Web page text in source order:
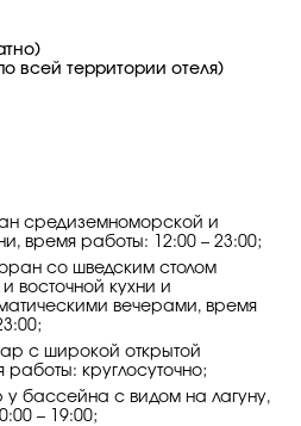
всей территории отеля)
средиземноморской и
время работы: 12:00 – 23:00;
со шведским столом
восточной кухни и
вечерами, время
с широкой открытой
круглосуточно;
у бассейна с видом на лагуну,
– 19:00;